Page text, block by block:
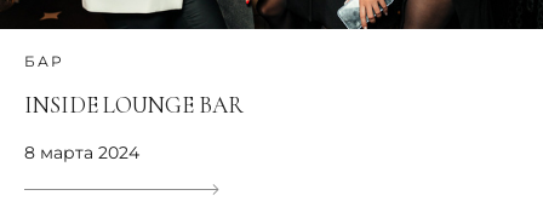
БАР
INSIDE LOUNGE BAR
8 марта 2024